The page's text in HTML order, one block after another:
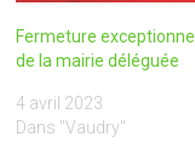
Fermeture
de la mairie déléguée
4 avril 2023
Dans "Vaudry"